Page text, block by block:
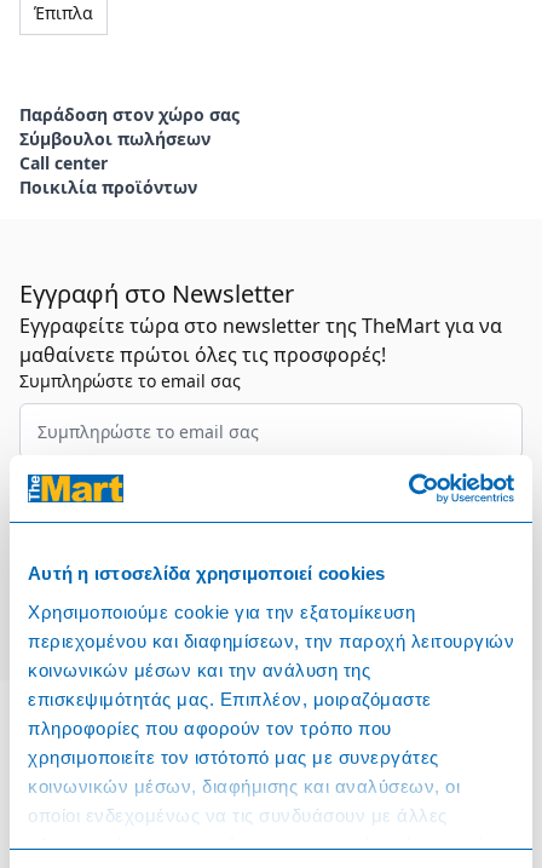
Αυτή η ιστοσελίδα χρησιμοποιεί cookies
Χρησιμοποιούμε cookie για την εξατομίκευση
περιεχομένου και διαφημίσεων, την παροχή λειτουργιών
κοινωνικών μέσων και την ανάλυση της
επισκεψιμότητάς μας. Επιπλέον, μοιραζόμαστε
πληροφορίες που αφορούν τον τρόπο που
χρησιμοποιείτε τον ιστότοπό μας με συνεργάτες
κοινωνικών μέσων, διαφήμισης και αναλύσεων, οι
οποίοι ενδεχομένως να τις συνδυάσουν με άλλες
πληροφορίες που τους έχετε παραχωρήσει ή τις οποίες
Έπιπλα
Παράδοση στον χώρο σας
Σύμβουλοι πωλήσεων
Call center
Ποικιλία προϊόντων
Εγγραφή στο Newsletter
Εγγραφείτε τώρα στο newsletter της TheMart για να
μαθαίνετε πρώτοι όλες τις προσφορές!
Συμπληρώστε το email σας
Επιλέξτε τον τομέα σας
Πληροφορίες
Όροι & Προϋποθέσεις